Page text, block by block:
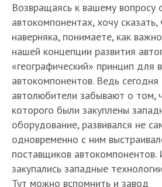
Возвращаясь к вашему вопросу
автокомпонентах, хочу
наверняка, понимаете, как
нашей концепции развития
«географический» принцип для
автокомпонентов. Ведь сегодня
автолюбители забывают о том,
которого были закуплены
оборудование, развивался не
одновременно с ним
поставщиков
закупались западные
Тут можно вспомнить и завод